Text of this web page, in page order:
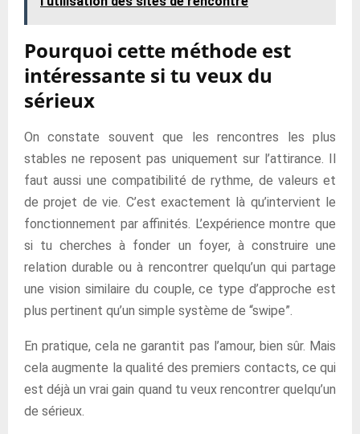
Pourquoi cette méthode est
intéressante si tu veux du
sérieux
On constate souvent que les rencontres les plus
stables ne reposent pas uniquement sur l’attirance. Il
faut aussi une compatibilité de rythme, de valeurs et
de projet de vie. C’est exactement là qu’intervient le
fonctionnement par affinités. L’expérience montre que
si tu cherches à fonder un foyer, à construire une
relation durable ou à rencontrer quelqu’un qui partage
une vision similaire du couple, ce type d’approche est
plus pertinent qu’un simple système de “swipe”.
En pratique, cela ne garantit pas l’amour, bien sûr. Mais
cela augmente la qualité des premiers contacts, ce qui
est déjà un vrai gain quand tu veux rencontrer quelqu’un
de sérieux.